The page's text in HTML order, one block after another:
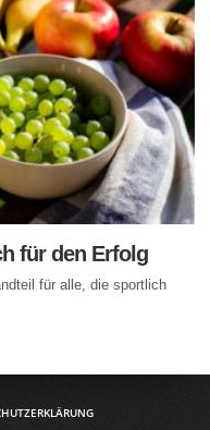
für den Erfolg
für alle, die sportlich